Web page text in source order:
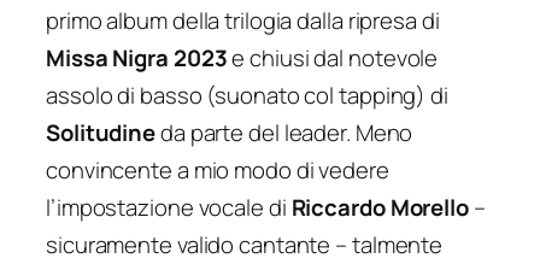
primo album della trilogia dalla ripresa di
Missa Nigra 2023e chiusi dal notevole
assolo di basso (suonato col tapping) di
Solitudineda parte del leader. Meno
convincente a mio modo di vedere
l’impostazione vocale di Riccardo Morello–
sicuramente valido cantante – talmente